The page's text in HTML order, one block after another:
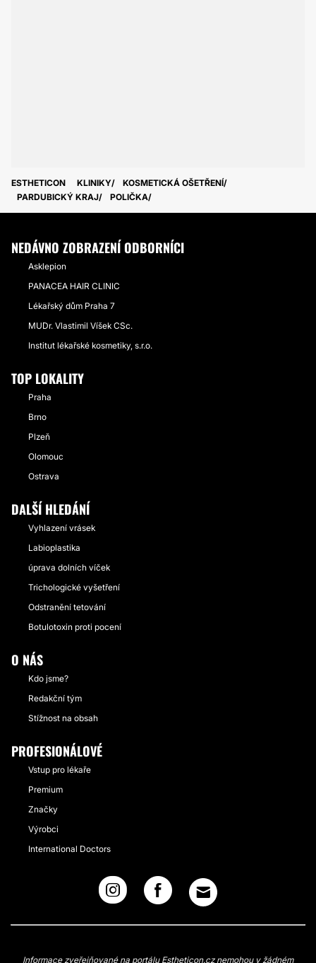
ESTHETICON KLINIKY
KOSMETICKÁ OŠETŘENÍ
PARDUBICKÝ KRAJ
POLIČKA
NEDÁVNO ZOBRAZENÍ ODBORNÍCI
Asklepion
PANACEA HAIR CLINIC
Lékařský dům Praha 7
MUDr. Vlastimil Víšek CSc.
Institut lékařské kosmetiky, s.r.o.
TOP LOKALITY
Praha
Brno
Plzeň
Olomouc
Ostrava
DALŠÍ HLEDÁNÍ
Vyhlazení vrásek
Labioplastika
úprava dolních víček
Trichologické vyšetření
Odstranění tetování
Botulotoxin proti pocení
O NÁS
Kdo jsme?
Redakční tým
Stížnost na obsah
PROFESIONÁLOVÉ
Vstup pro lékaře
Premium
Značky
Výrobci
International Doctors
Informace zveřejňované na portálu Estheticon.cz nemohou v žádném